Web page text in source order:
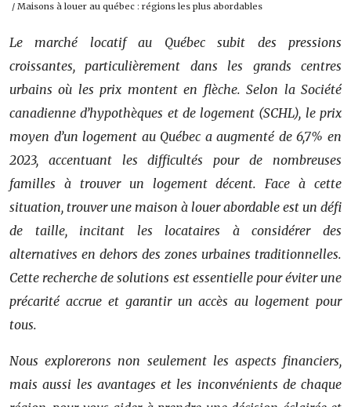
/ Maisons à louer au québec : régions les plus abordables
Le marché locatif au Québec subit des pressions
croissantes, particulièrement dans les grands centres
urbains où les prix montent en flèche. Selon la Société
canadienne d’hypothèques et de logement (SCHL), le prix
moyen d’un logement au Québec a augmenté de 6,7% en
2023, accentuant les difficultés pour de nombreuses
familles à trouver un logement décent. Face à cette
situation, trouver une maison à louer abordable est un défi
de taille, incitant les locataires à considérer des
alternatives en dehors des zones urbaines traditionnelles.
Cette recherche de solutions est essentielle pour éviter une
précarité accrue et garantir un accès au logement pour
tous.
Nous explorerons non seulement les aspects financiers,
mais aussi les avantages et les inconvénients de chaque